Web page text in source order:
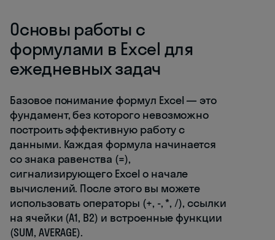
Основы работы с
формулами в Excel для
ежедневных задач
Базовое понимание формул Excel — это
фундамент, без которого невозможно
построить эффективную работу с
данными. Каждая формула начинается
со знака равенства (=),
сигнализирующего Excel о начале
вычислений. После этого вы можете
использовать операторы (+, -, *, /), ссылки
на ячейки (A1, B2) и встроенные функции
(SUM, AVERAGE).